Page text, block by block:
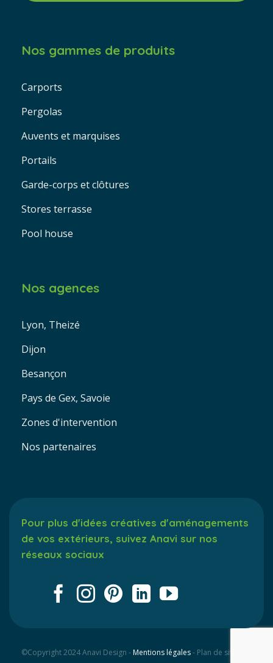
Nos gammes de produits
Carports
Pergolas
Auvents et marquises
Portails
Garde-corps et clôtures
Stores terrasse
Pool house
Nos agences
Lyon, Theizé
Dijon
Besançon
Pays de Gex, Savoie
Zones d'intervention
Nos partenaires
Pour plus d'idées créatives d'aménagements
de vos extérieurs, suivez Anavi sur nos
réseaux sociaux
©Copyright 2024 Anavi Design -Mentions légales- Plan de site